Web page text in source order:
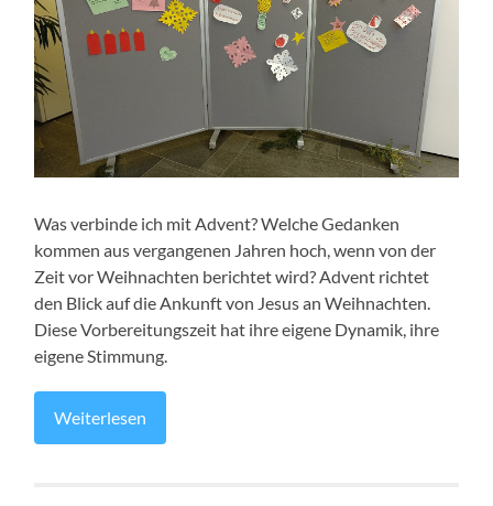
Was verbinde ich mit Advent? Welche Gedanken
kommen aus vergangenen Jahren hoch, wenn von der
Zeit vor Weihnachten berichtet wird? Advent richtet
den Blick auf die Ankunft von Jesus an Weihnachten.
Diese Vorbereitungszeit hat ihre eigene Dynamik, ihre
eigene Stimmung.
Weiterlesen